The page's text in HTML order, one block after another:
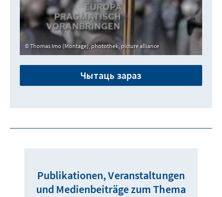
Thomas Imo (Montage), photothek, picture alliance
Чытаць зараз
Publikationen, Veranstaltungen
und Medienbeiträge zum Thema